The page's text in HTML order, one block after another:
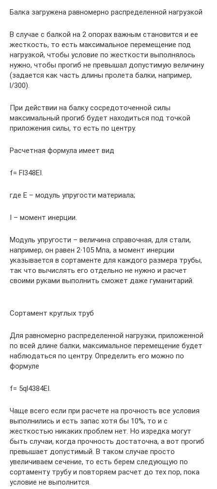
Балка загружена равномерно распределенной нагрузкой
В случае с балкой на 2 опорах важным становится и ее
жесткость, то есть максимальное перемещение под
нагрузкой, чтобы условие по жесткости выполнялось
нужно, чтобы прогиб не превышал допустимую величину
(задается как часть длины пролета балки, например,
l/300).
При действии на балку сосредоточенной силы
максимальный прогиб будет находиться под точкой
приложения силы, то есть по центру.
Расчетная формула имеет вид
f= Fl348EI.
где E – модуль упругости материала;
I – момент инерции.
Модуль упругости – величина справочная, для стали,
например, он равен 2∙105 Мпа, а момент инерции
указывается в сортаменте для каждого размера трубы,
так что вычислять его отдельно не нужно и расчет
своими руками выполнить сможет даже гуманитарий.
Сортамент круглых труб
Для равномерно распределенной нагрузки, приложенной
по всей длине балки, максимальное перемещение будет
наблюдаться по центру. Определить его можно по
формуле
f= 5ql4384EI.
Чаще всего если при расчете на прочность все условия
выполнились и есть запас хотя бы 10%, то и с
жесткостью никаких проблем нет. Но изредка могут
быть случаи, когда прочность достаточна, а вот прогиб
превышает допустимый. В таком случае просто
увеличиваем сечение, то есть берем следующую по
сортаменту трубу и повторяем расчет до тех пор, пока
условие не выполнится.